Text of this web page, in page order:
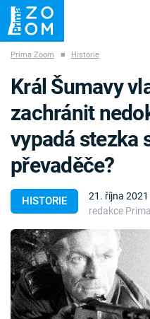
ZÁHADY VETŘELCI
Témata
Témata
Pořady
TV Program
Prima Zoom ■ Historie
HISTORIE
21. října 2021
redakce
Král Šumavy
zachránit
vypadá stezka
převaděče?